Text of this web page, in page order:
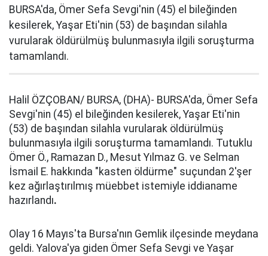
BURSA'da, Ömer Sefa Sevgi'nin (45) el bileğinden
kesilerek, Yaşar Eti'nin (53) de başından silahla
vurularak öldürülmüş bulunmasıyla ilgili soruşturma
tamamlandı.
Halil ÖZÇOBAN/ BURSA, (DHA)- BURSA'da, Ömer Sefa
Sevgi'nin (45) el bileğinden kesilerek, Yaşar Eti'nin
(53) de başından silahla vurularak öldürülmüş
bulunmasıyla ilgili soruşturma tamamlandı. Tutuklu
Ömer Ö., Ramazan D., Mesut Yılmaz G. ve Selman
İsmail E. hakkında "kasten öldürme" suçundan 2'şer
kez ağırlaştırılmış müebbet istemiyle iddianame
hazırlandı.
Olay 16 Mayıs'ta Bursa'nın Gemlik ilçesinde meydana
geldi. Yalova'ya giden Ömer Sefa Sevgi ve Yaşar